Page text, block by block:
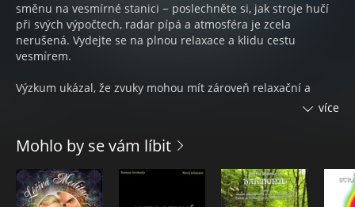
směnu na vesmírné stanici − poslechněte si, jak stroje hučí
při svých výpočtech, radar pípá a atmosféra je zcela
nerušená. Vydejte se na plnou relaxace a klidu cestu
vesmírem.
Výzkum ukázal, že zvuky mohou mít zároveň relaxační a
stimulační vliv na nás mozek. Náladová série od Saga Talks
nebo soustředit na práci. Speciálně navržený zvukový vesmír
tvoří uklidňující atmosféru, známou také jako „nálada“, do
kterého můžete vstoupit kdykoliv a kdekoliv chcete.
více
Mohlo by se vám líbit